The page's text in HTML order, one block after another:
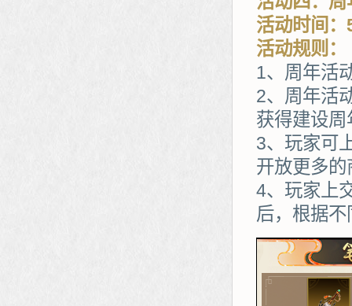
活动时间
活动规则：
1、周年活
2、周年活
获得建设
3、玩家可
开放更多
4、玩家上
后，根据